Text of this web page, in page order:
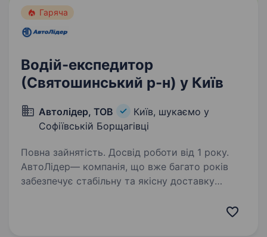
Гаряча
Водій-експедитор
(Святошинський р-н) у Київ
Автолідер, ТОВ
Київ, шукаємо у
Софіївській Борщагівці
Повна зайнятість. Досвід роботи від 1 року.
АвтоЛідер— компанія, що вже багато років
забезпечує стабільну та якісну доставку
відповідальність, точність та командну роботу,